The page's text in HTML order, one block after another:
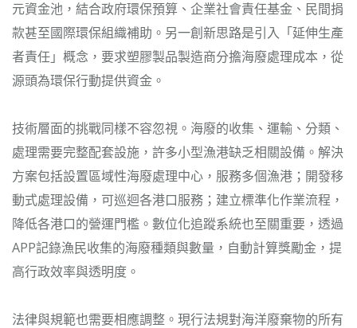
元資金池，結合政府環保預算、企業社會責任基金、民間捐
款甚至國際環保組織補助。另一創新思路是引入「延伸生產
者責任」概念，要求塑膠製品製造商分擔海廢處理成本，從
源頭為環保行動提供資金。
技術層面的挑戰同樣不容忽視。海廢的收集、運輸、分類、
處理需要完整配套設施，許多小型漁港缺乏相關設備。解決
方案包括設置區域性海廢處理中心，服務多個漁港；開發移
動式處理設備，可巡迴各港口服務；建立標準化作業流程，
降低各港口的營運門檻。數位化追蹤系統也至關重要，透過
APP記錄漁民收集的海廢種類與數量，自動計算獎勵金，提
高行政效率與透明度。
法律與規範也需要相應調整。現行法規對海洋廢棄物的所有